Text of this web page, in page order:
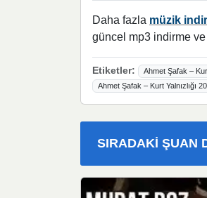
Daha fazla müzik indir
güncel mp3 indirme
Etiketler: Ahmet Şafak –
Ahmet Şafak – Kurt Yalnızlığı
SIRADAKI ŞUAN